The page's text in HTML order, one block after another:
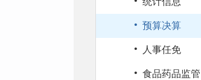
· 预算决算
· 人事任免
· 食品药品监管